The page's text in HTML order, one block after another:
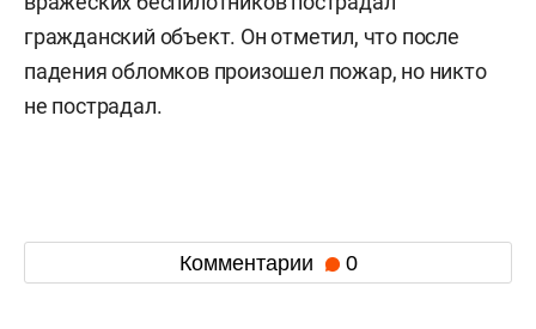
гражданский объект. Он отметил, что после
падения обломков произошел пожар, но никто
не пострадал.
Комментарии 0